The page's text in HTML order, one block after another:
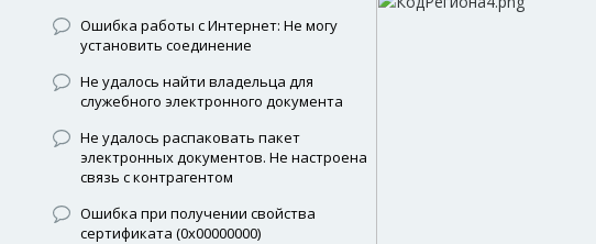
Ошибка работы с Интернет: Не могу
установить соединение
Не удалось найти владельца для
служебного электронного документа
Не удалось распаковать пакет
электронных документов. Не настроена
связь с контрагентом
Ошибка при получении свойства
сертификата (0x00000000)